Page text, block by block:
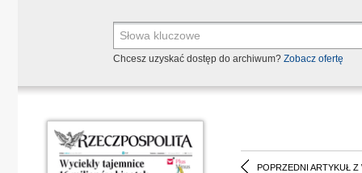
Chcesz uzyskać dostęp do archiwum? Zobacz ofertę
POPRZEDNI ARTYKUŁ Z